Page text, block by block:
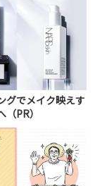
グでメイク映えす
PR）